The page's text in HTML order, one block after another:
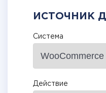
ИСТОЧНИК
Система
Действие